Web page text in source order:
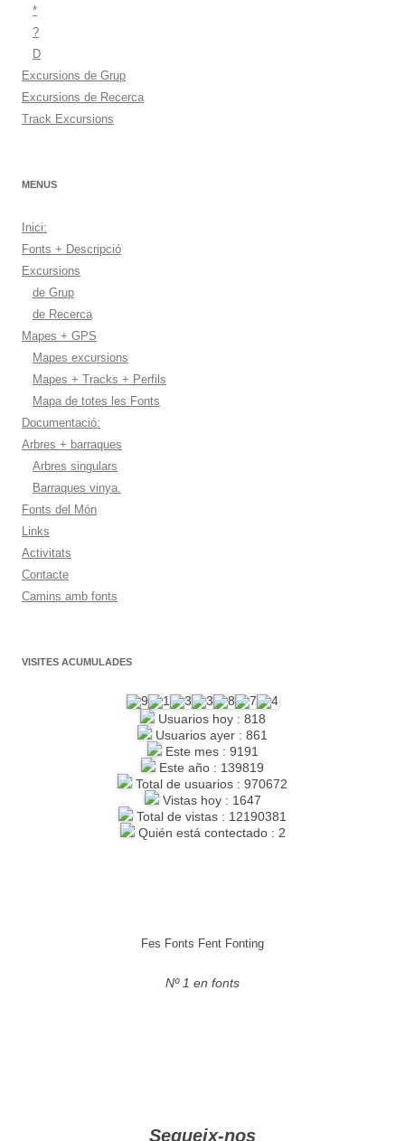
*
?
D
Excursions de Grup
Excursions de Recerca
Track Excursions
MENUS
Inici:
Fonts + Descripció
Excursions
de Grup
de Recerca
Mapes + GPS
Mapes excursions
Mapes + Tracks + Perfils
Mapa de totes les Fonts
Documentació:
Arbres + barraques
Arbres singulars
Barraques vinya.
Fonts del Món
Links
Activitats
Contacte
Camins amb fonts
VISITES ACUMULADES
Usuarios hoy : 818
Usuarios ayer : 861
Este mes : 9191
Este año : 139819
Total de usuarios : 970672
Vistas hoy : 1647
Total de vistas : 12190381
Quién está contectado : 2
Fes Fonts Fent Fonting
Nº 1 en fonts
Segueix-nos